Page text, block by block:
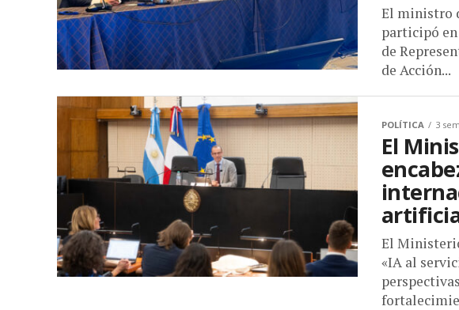
El ministro
participó en
de
de Acción...
POLÍTICA 3
El
El
«IA al